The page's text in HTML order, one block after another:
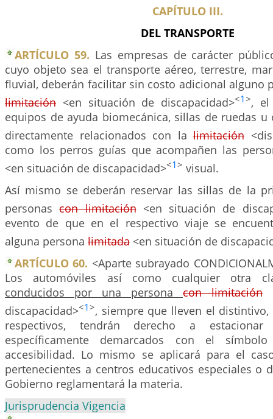
CAPÍTULO III.
DEL TRANSPORTE
ARTÍCULO 59. Las empresas de carácter
cuyo objeto sea el transporte aéreo, terrestre,
fluvial, deberán facilitar sin costo adicional alguno
limitación <en situación de discapacidad><1>, el
equipos de ayuda biomecánica, sillas de ruedas
directamente relacionados con la limitación
como los perros guías que acompañen las
<en situación de discapacidad><1> visual.
Así mismo se deberán reservar las sillas de la
personascon limitación<en situación de
evento de que en el respectivo viaje se
alguna persona limitada <en situación de
ARTÍCULO 60. <Aparte subrayado
Los automóviles así como cualquier otra
conducidos por una persona con limitación
discapacidad><1>, siempre que lleven el
respectivos, tendrán derecho a
específicamente demarcados con el
accesibilidad. Lo mismo se aplicará para el
pertenecientes a centros educativos especiales o
Gobierno reglamentará la materia.
Jurisprudencia Vigencia